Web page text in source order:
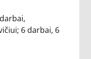
6 darbai, 6